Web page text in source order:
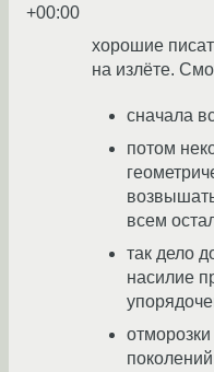
+00:00
хорошие
на излёте.
сначала
потом
всем
так дело
насилие